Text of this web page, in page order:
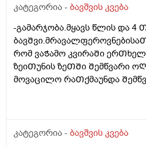
კატეგორია - ბავშვის კვება
-გამარჯობა.მყავს წლის და 4
რომ ვაᲭამო კვირაᲨი ერᲗხელ
ზეიᲗუნის ზეᲗᲨი Შემწვარი
მოვაცილო რაᲗქმაუნდა
კატეგორია - ბავშვის კვება